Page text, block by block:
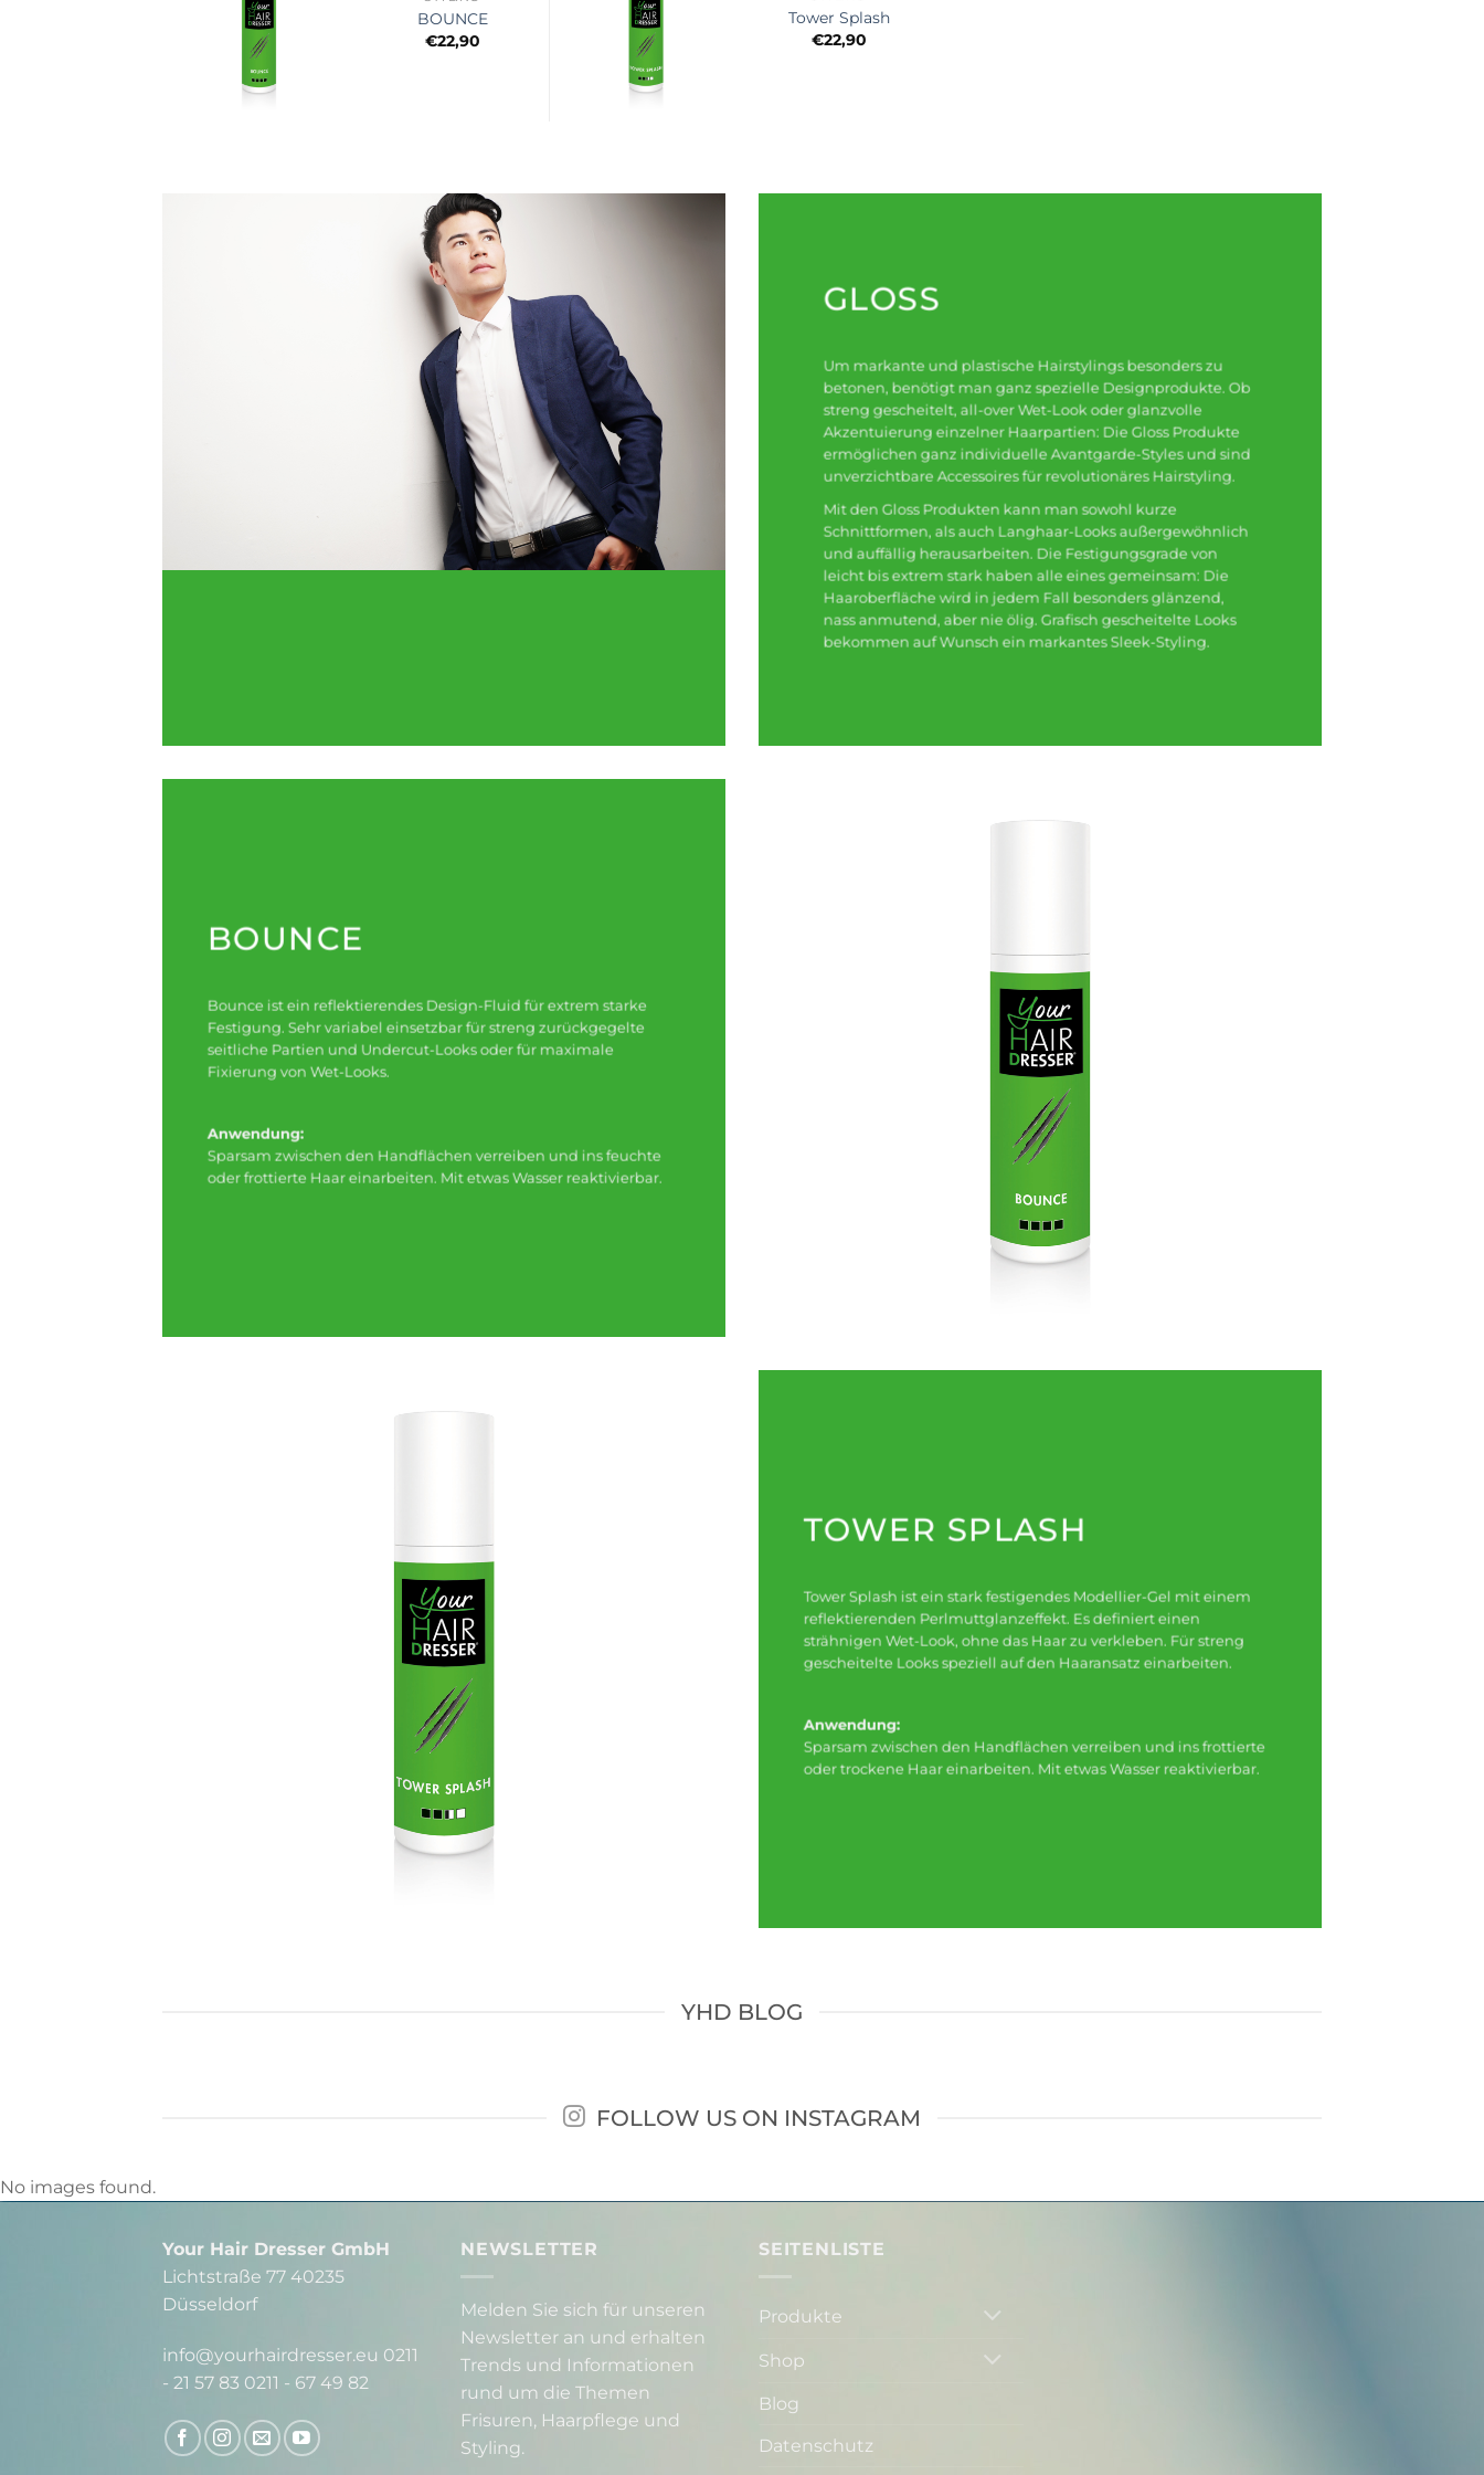
BOUNCE
€22,90
Tower Splash
€22,90
GLOSS
Um markante und plastische Hairstylings besonders zu
betonen, benötigt man ganz spezielle Designprodukte. Ob
streng gescheitelt, all-over Wet-Look oder glanzvolle
Akzentuierung einzelner Haarpartien: Die Gloss Produkte
ermöglichen ganz individuelle Avantgarde-Styles und sind
unverzichtbare Accessoires für revolutionäres Hairstyling.
Mit den Gloss Produkten kann man sowohl kurze
Schnittformen, als auch Langhaar-Looks außergewöhnlich
und auffällig herausarbeiten. Die Festigungsgrade von
leicht bis extrem stark haben alle eines gemeinsam: Die
Haaroberfläche wird in jedem Fall besonders glänzend,
nass anmutend, aber nie ölig. Grafisch gescheitelte Looks
bekommen auf Wunsch ein markantes Sleek-Styling.
BOUNCE
Bounce ist ein reflektierendes Design-Fluid für extrem starke
Festigung. Sehr variabel einsetzbar für streng zurückgegelte
seitliche Partien und Undercut-Looks oder für maximale
Fixierung von Wet-Looks.
Anwendung:
Sparsam zwischen den Handflächen verreiben und ins feuchte
oder frottierte Haar einarbeiten. Mit etwas Wasser reaktivierbar.
TOWER SPLASH
Tower Splash ist ein stark festigendes Modellier-Gel mit einem
reflektierenden Perlmuttglanzeffekt. Es definiert einen
strähnigen Wet-Look, ohne das Haar zu verkleben. Für streng
gescheitelte Looks speziell auf den Haaransatz einarbeiten.
Anwendung:
Sparsam zwischen den Handflächen verreiben und ins frottierte
oder trockene Haar einarbeiten. Mit etwas Wasser reaktivierbar.
YHD BLOG
FOLLOW US ON INSTAGRAM
No images found.
Your Hair Dresser GmbH
Lichtstraße 77 40235
Düsseldorf
info@yourhairdresser.eu 0211
- 21 57 83 0211 - 67 49 82
NEWSLETTER
Melden Sie sich für unseren
Newsletter an und erhalten
Trends und Informationen
rund um die Themen
Frisuren, Haarpflege und
Styling.
SEITENLISTE
Produkte
Shop
Blog
Datenschutz